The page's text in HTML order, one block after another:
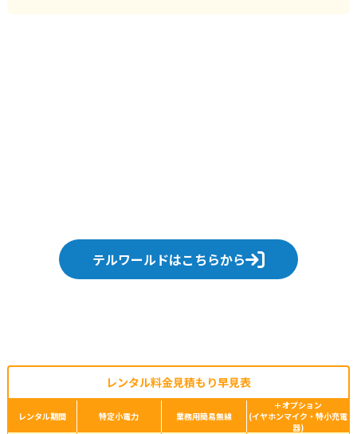
テルワールドはこちらから
レンタル料金見積もり早見表
レンタル期間 特定小電力 業務用簡易無線
＋オプション
(イヤホンマイク・特小充電
器)